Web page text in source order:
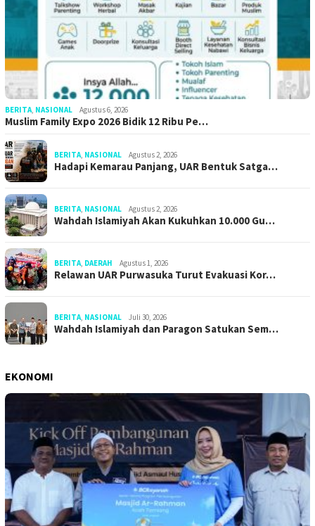
BERITA, NASIONAL Agustus 6, 2026
Muslim Family Expo 2026 Bidik 12 Ribu Pe…
BERITA, NASIONAL Agustus 2, 2026
Hadapi Kemarau Panjang, UAR Bentuk Satga…
BERITA, NASIONAL Agustus 2, 2026
Wahdah Islamiyah Akan Kukuhkan 10.000 Gu…
BERITA, DAERAH Agustus 1, 2026
Relawan UAR Purwasuka Turut Evakuasi Kor…
BERITA, NASIONAL Juli 30, 2026
Wahdah Islamiyah dan Paragon Satukan Sem…
EKONOMI